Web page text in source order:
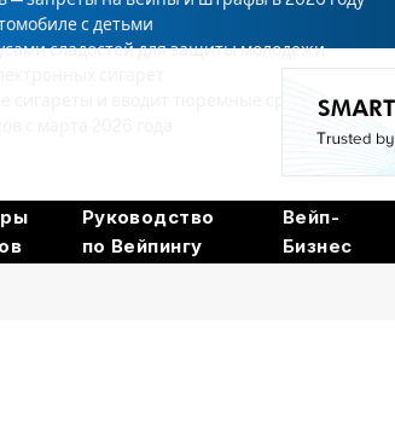
с детьми
сладостей для защиты молодежи
сигареты и вводит тюремные сроки
с марта 2026 года
Руководство
по Вейпингу
Вейп-
Бизнес